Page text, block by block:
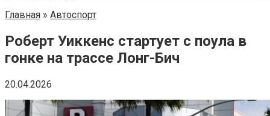
Главная » Автоспорт
Роберт Уиккенс стартует с поула в
гонке на трассе Лонг-Бич
20.04.2026